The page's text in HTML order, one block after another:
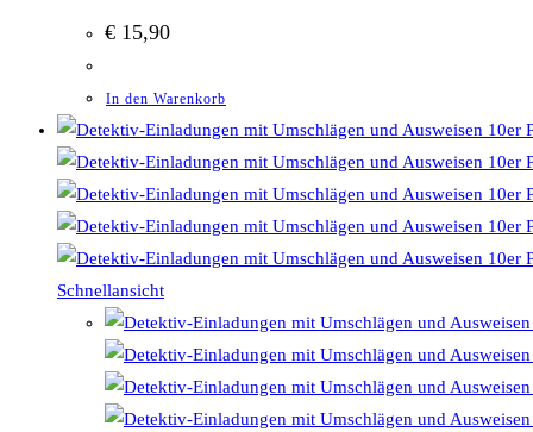
€ 15,90
In den Warenkorb
Schnellansicht